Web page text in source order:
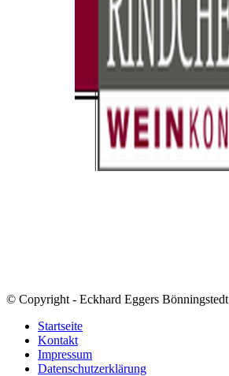
© Copyright - Eckhard Eggers Bönningstedt
Startseite
Kontakt
Impressum
Datenschutzerklärung